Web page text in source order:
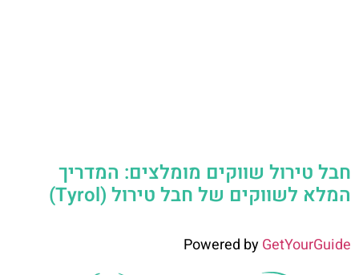
חבל טירול שווקים מומלצים: המדריך
המלא לשווקים של חבל טירול (Tyrol)
Powered byGetYourGuide